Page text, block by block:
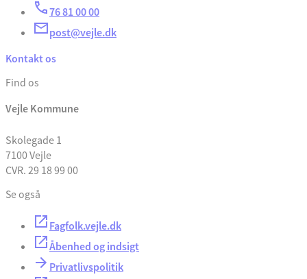
76 81 00 00
post@vejle.dk
Kontakt os
Find os
Vejle Kommune
Skolegade 1
7100 Vejle
CVR. 29 18 99 00
Se også
Fagfolk.vejle.dk
Åbenhed og indsigt
Privatlivspolitik